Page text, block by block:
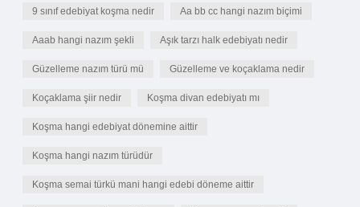
9 sınıf edebiyat koşma nedir Aa bb cc hangi nazım biçimi
Aaab hangi nazım şekli Aşık tarzı halk edebiyatı nedir
Güzelleme nazım türü mü Güzelleme ve koçaklama nedir
Koçaklama şiir nedir Koşma divan edebiyatı mı
Koşma hangi edebiyat dönemine aittir
Koşma hangi nazım türüdür
Koşma semai türkü mani hangi edebi döneme aittir